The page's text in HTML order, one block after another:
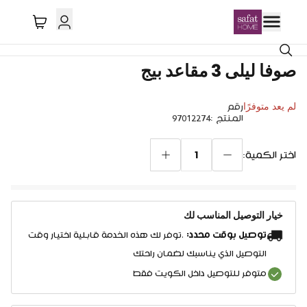
صوفا ليلى 3 مقاعد بيج
لم يعد متوفرًارقم
المنتج :
97012274
اختر الكمية: 1
خيار التوصيل المناسب لك
توصيل بوقت محدد: .توفر لك هذه الخدمة قابلية اختيار وقت
التوصيل الذي يناسبك لضمان راحتك
متوفر للتوصيل داخل الكويت فقط